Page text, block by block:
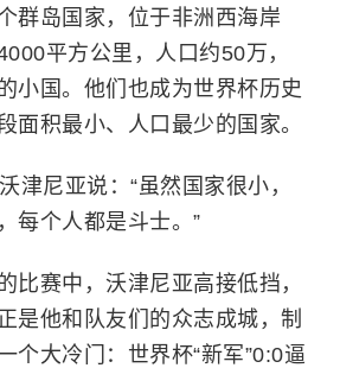
岛国家，位于非洲西海岸
平方公里，人口约50万，
小国。他们也成为世界杯历史
面积最小、人口最少的国家。
尼亚说：“虽然国家很小，
每个人都是斗士。”
赛中，沃津尼亚高接低挡，
是他和队友们的众志成城，制
个大冷门：世界杯“新军”0:0逼